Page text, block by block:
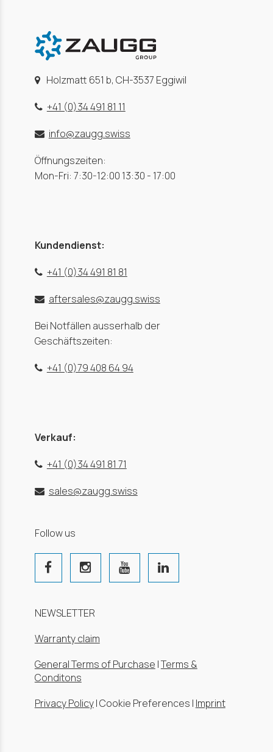
Holzmatt 651 b, CH-3537 Eggiwil
+41 (0)34 491 81 11
info@zaugg.swiss
Öffnungszeiten:
Mon-Fri: 7:30-12:00 13:30 - 17:00
Kundendienst:
+41 (0)34 491 81 81
aftersales@zaugg.swiss
Bei Notfällen ausserhalb der
Geschäftszeiten:
+41 (0)79 408 64 94
Verkauf:
+41 (0)34 491 81 71
sales@zaugg.swiss
Follow us
NEWSLETTER
Warranty claim
General Terms of Purchase |Terms &
Conditons
Privacy Policy|Cookie Preferences | Imprint